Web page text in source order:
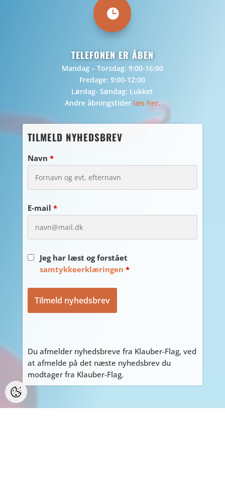

TELEFONEN ER ÅBEN
Mandag – Torsdag: 9:00-16:00
Fredage: 9:00-12:00
Lørdag- Søndag: Lukket
Andre åbningstider læs her.
TILMELD NYHEDSBREV
Navn *
E-mail *
Jeg har læst og forstået
samtykkeerklæringen *
Du afmelder nyhedsbreve fra Klauber-Flag, ved
at afmelde på det næste nyhedsbrev du
modtager fra Klauber-Flag.